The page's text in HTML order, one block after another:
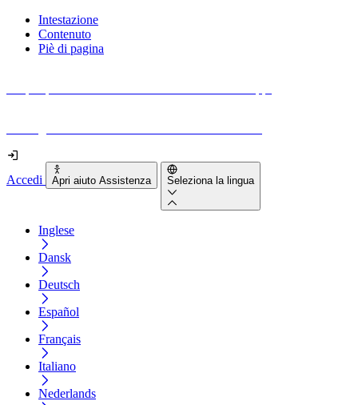
Intestazione
Contenuto
Piè di pagina
Accedi Apri aiuto Assistenza Seleziona la lingua
Inglese
Dansk
Deutsch
Español
Français
Italiano
Nederlands